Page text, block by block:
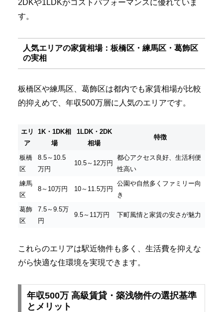
2DKや1LDKがコストパフォーマンスに優れていま
す。
人気エリアの家賃相場：板橋区・練馬区・葛飾区
の実相
板橋区や練馬区、葛飾区は都内でも家賃相場が比較
的抑えめで、年収500万層に人気のエリアです。
エリ
ア
1K・1DK相
場
1LDK・2DK
相場
特徴
板橋
区
8.5～10.5
万円
10.5～12万円
都心アクセス良好、生活利便
性高い
練馬
区
8～10万円 10～11.5万円
公園や自然多くファミリー向
き
葛飾
区
7.5～9.5万
円
9.5～11万円 下町風情と家賃の安さが魅力
これらのエリアは駅近物件も多く、生活費を抑えな
がら快適な住環境を実現できます。
年収500万 高級賃貸・築浅物件の選択基準
とメリット